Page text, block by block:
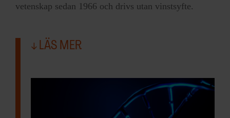
vetenskap sedan 1966 och drivs utan vinstsyfte.
LÄS MER